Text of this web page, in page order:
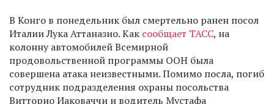
В Конго в понедельник был смертельно ранен посол
Италии Лука Аттаназио. Как сообщает ТАСС, на
колонну автомобилей Всемирной
продовольственной программы ООН была
совершена атака неизвестными. Помимо посла, погиб
сотрудник подразделения охраны посольства
Витторио Иаковаччи и водитель Мустафа